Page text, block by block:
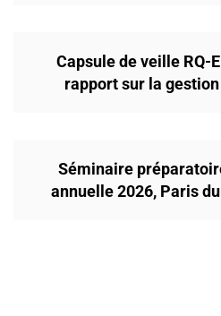
Capsule de veille RQ-
rapport sur la
Séminaire
annuelle 2026, Paris